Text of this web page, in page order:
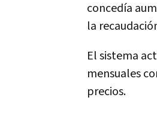
concedía
la
El sistema
mensuales
precios.